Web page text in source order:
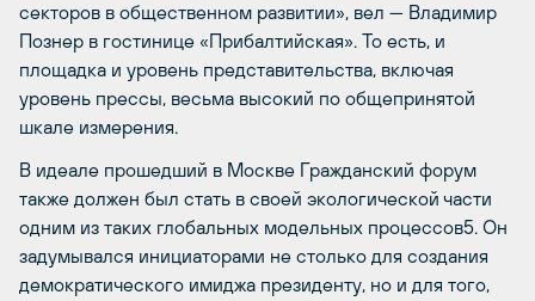
секторов в общественном развитии», вел — Владимир
Познер в гостинице «Прибалтийская». То есть, и
площадка и уровень представительства, включая
уровень прессы, весьма высокий по общепринятой
шкале измерения.
В идеале прошедший в Москве Гражданский форум
также должен был стать в своей экологической части
одним из таких глобальных модельных процессов5. Он
задумывался инициаторами не столько для создания
демократического имиджа президенту, но и для того,